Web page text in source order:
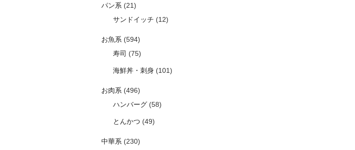
パン系 (21)
サンドイッチ (12)
お魚系 (594)
寿司 (75)
海鮮丼・刺身(101)
お肉系 (496)
ハンバーグ(58)
とんかつ (49)
中華系 (230)